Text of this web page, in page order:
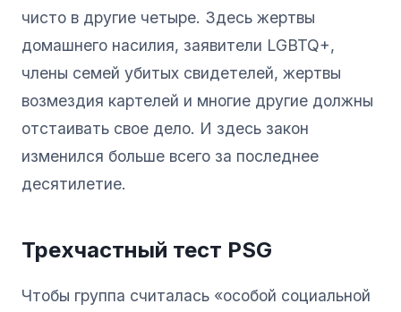
чисто в другие четыре. Здесь жертвы
домашнего насилия, заявители LGBTQ+,
члены семей убитых свидетелей, жертвы
возмездия картелей и многие другие должны
отстаивать свое дело. И здесь закон
изменился больше всего за последнее
десятилетие.
Трехчастный тест PSG
Чтобы группа считалась «особой социальной